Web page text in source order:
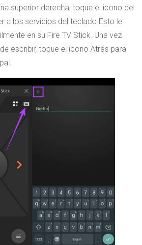
superior derecha, toque el icono del
a los servicios del teclado Esto le
en su Fire TV Stick. Una vez
escribir, toque el icono Atrás para